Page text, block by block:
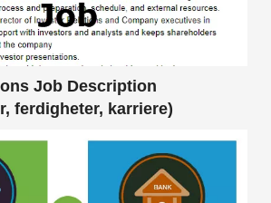
Job Description
ferdigheter, karriere)